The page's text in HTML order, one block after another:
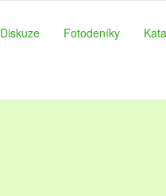
Diskuze Fotodeníky